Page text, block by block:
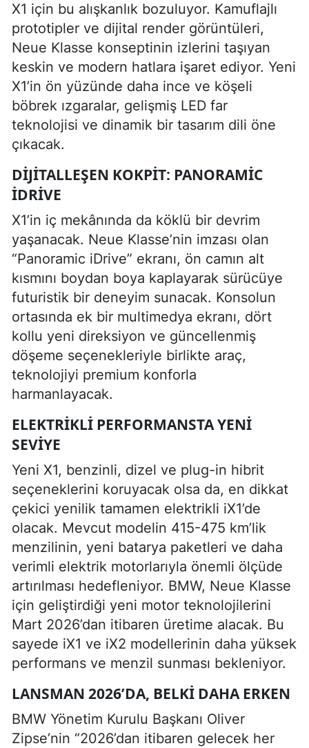
X1 için bu alışkanlık bozuluyor. Kamuflajlı
prototipler ve dijital render görüntüleri,
Neue Klasse konseptinin izlerini taşıyan
keskin ve modern hatlara işaret ediyor. Yeni
X1’in ön yüzünde daha ince ve köşeli
böbrek ızgaralar, gelişmiş LED far
teknolojisi ve dinamik bir tasarım dili öne
çıkacak.
DIJITALLEŞEN KOKPIT: PANORAMIC
IDRIVE
X1’in iç mekânında da köklü bir devrim
yaşanacak. Neue Klasse’nin imzası olan
“Panoramic iDrive” ekranı, ön camın alt
kısmını boydan boya kaplayarak sürücüye
futuristik bir deneyim sunacak. Konsolun
ortasında ek bir multimedya ekranı, dört
kollu yeni direksiyon ve güncellenmiş
döşeme seçenekleriyle birlikte araç,
teknolojiyi premium konforla
harmanlayacak.
ELEKTRIKLI PERFORMANSTA YENI
SEVIYE
Yeni X1, benzinli, dizel ve plug-in hibrit
seçeneklerini koruyacak olsa da, en dikkat
çekici yenilik tamamen elektrikli iX1’de
olacak. Mevcut modelin 415-475 km’lik
menzilinin, yeni batarya paketleri ve daha
verimli elektrik motorlarıyla önemli ölçüde
artırılması hedefleniyor. BMW, Neue Klasse
için geliştirdiği yeni motor teknolojilerini
Mart 2026’dan itibaren üretime alacak. Bu
sayede iX1 ve iX2 modellerinin daha yüksek
performans ve menzil sunması bekleniyor.
LANSMAN 2026’DA, BELKI DAHA ERKEN
BMW Yönetim Kurulu Başkanı Oliver
Zipse’nin “2026’dan itibaren gelecek her